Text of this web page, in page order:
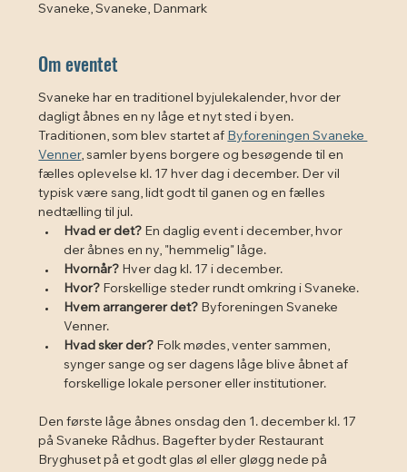
Svaneke, Svaneke, Danmark
Om eventet
Svaneke har en traditionel byjulekalender, hvor der
dagligt åbnes en ny låge et nyt sted i byen.
Traditionen, som blev startet af Byforeningen Svaneke
Venner, samler byens borgere og besøgende til en
fælles oplevelse kl. 17 hver dag i december. Der vil
typisk være sang, lidt godt til ganen og en fælles
nedtælling til jul.
Hvad er det? En daglig event i december, hvor
der åbnes en ny, "hemmelig" låge.
Hvornår? Hver dag kl. 17 i december.
Hvor? Forskellige steder rundt omkring i Svaneke.
Hvem arrangerer det? Byforeningen Svaneke
Venner.
Hvad sker der? Folk mødes, venter sammen,
synger sange og ser dagens låge blive åbnet af
forskellige lokale personer eller institutioner.
Den første låge åbnes onsdag den 1. december kl. 17
på Svaneke Rådhus. Bagefter byder Restaurant
Bryghuset på et godt glas øl eller gløgg nede på